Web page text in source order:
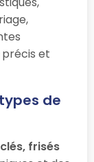
et
de
frisés